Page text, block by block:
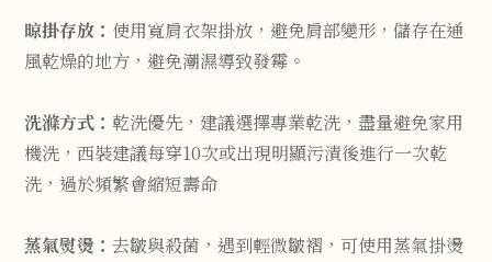
晾掛存放： 使用寬肩衣架掛放，避免肩部變形，儲存在通
風乾燥的地方，避免潮濕導致發霉。
洗滌方式： 乾洗優先，建議選擇專業乾洗，盡量避免家用
機洗，西裝建議每穿10次或出現明顯污漬後進行一次乾
洗，過於頻繁會縮短壽命
蒸氣熨燙： 去皺與殺菌，遇到輕微皺褶，可使用蒸氣掛燙